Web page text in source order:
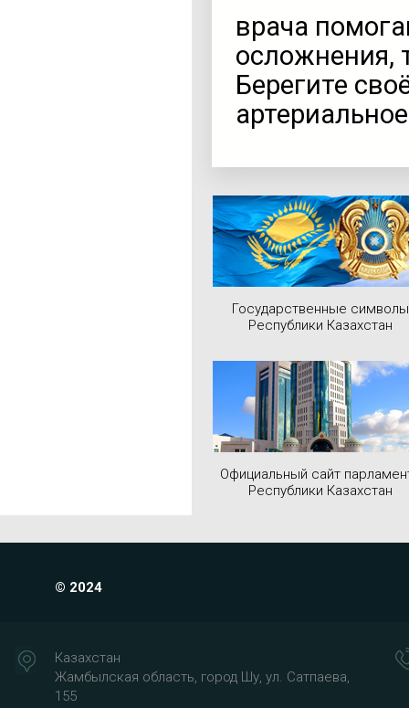
врача
осложнения,
Берегите
Государственные символы
Республики Казахстан
Официальный сайт
Республики Казахстан
© 2024
Казахстан
Жамбылская область, город Шу, ул. Сатпаева,
155